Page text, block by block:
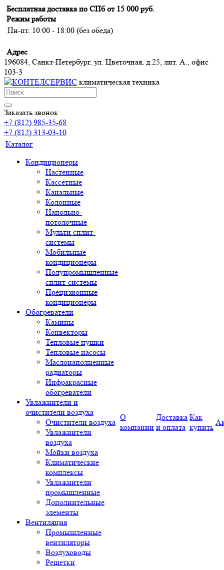
Бесплатная доставка по СПб от 15 000 руб.
Режим работы
Пн-пт. 10:00 - 18:00 (без обеда)
Адрес
196084, Санкт-Петербург, ул. Цветочная, д.25, лит. А., офис
103-3
климатическая техника
Заказать звонок
+7 (812) 985-35-68
+7 (812) 313-03-10
Каталог
Кондиционеры
Настенные
Кассетные
Канальные
Колонные
Напольно-
потолочные
Мульти сплит-
системы
Мобильные
кондиционеры
Полупромышленные
сплит-системы
Прецизионные
кондиционеры
Обогреватели
Камины
Конвекторы
Тепловые пушки
Тепловые насосы
Маслонаполненные
радиаторы
Инфракрасные
обогреватели
Увлажнители и
очистители воздуха
Очистители воздуха
Увлажнители
воздуха
Мойки воздуха
Климатические
комплексы
Увлажнители
промышленные
Дополнительные
элементы
Вентиляция
Промышленные
вентиляторы
Воздуховоды
Решетки
О
компании
Доставка
и оплата
Как
купить